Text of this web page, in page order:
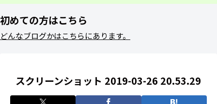
初めての方はこちら
どんなブログかはこちらにあります。
スクリーンショット 2019-03-26 20.53.29